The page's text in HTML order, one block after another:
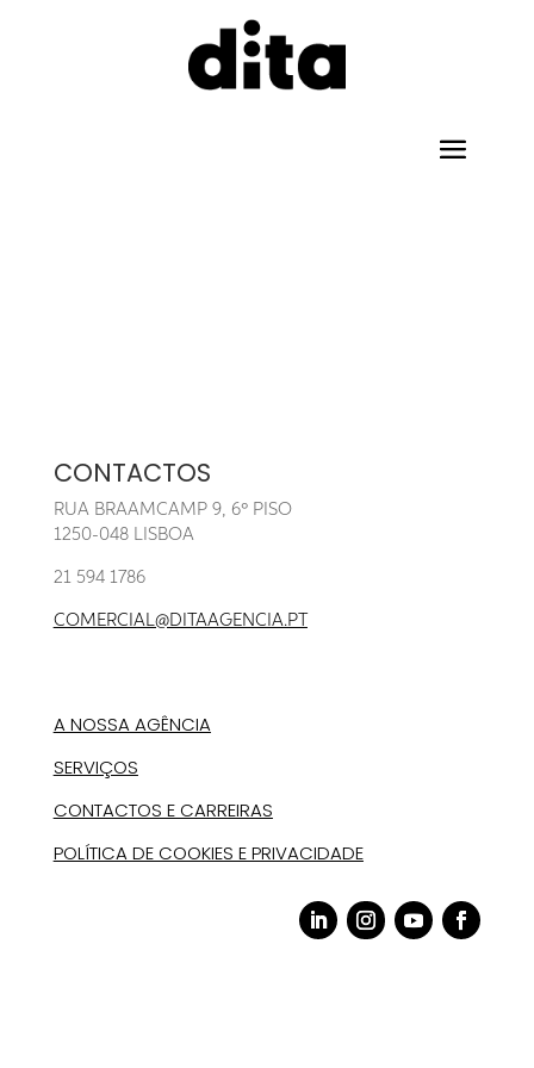
CONTACTOS
RUA BRAAMCAMP 9, 6º PISO
1250-048 LISBOA
21 594 1786
COMERCIAL@DITAAGENCIA.PT
A NOSSA AGÊNCIA
SERVIÇOS
CONTACTOS E CARREIRAS
POLÍTICA DE COOKIES E PRIVACIDADE